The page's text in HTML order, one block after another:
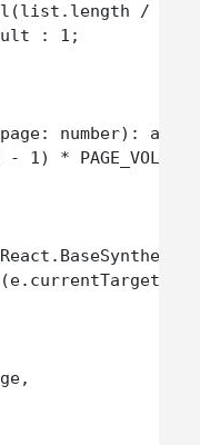
/
: 1;
number):
PAGE_VOLUME,